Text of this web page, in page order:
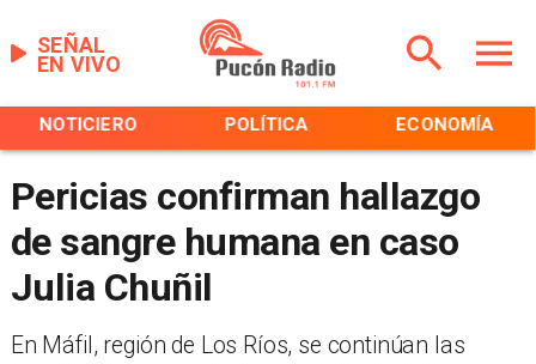
EN VIVO
SEÑAL
NOTICIERO POLÍTICA ECONOMÍA
Pericias confirman hallazgo
de sangre humana en caso
Julia Chuñil
En Máfil, región de Los Ríos, se continúan las